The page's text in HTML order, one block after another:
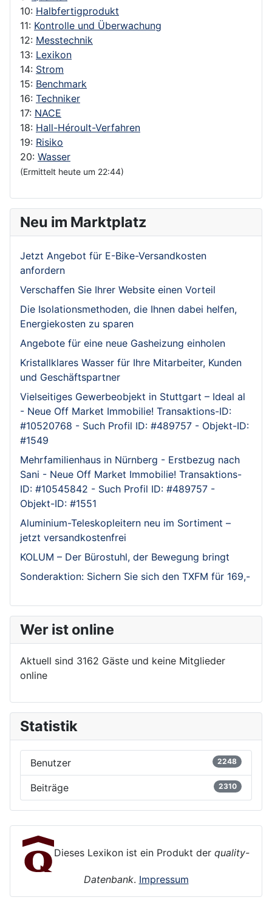
10: Halbfertigprodukt
11: Kontrolle und Überwachung
12: Messtechnik
13: Lexikon
14: Strom
15: Benchmark
16: Techniker
17: NACE
18: Hall-Héroult-Verfahren
19: Risiko
20: Wasser
(Ermittelt heute um 22:44)
Neu im Marktplatz
Jetzt Angebot für E-Bike-Versandkosten
anfordern
Verschaffen Sie Ihrer Website einen Vorteil
Die Isolationsmethoden, die Ihnen dabei helfen,
Energiekosten zu sparen
Angebote für eine neue Gasheizung einholen
Kristallklares Wasser für Ihre Mitarbeiter, Kunden
und Geschäftspartner
Vielseitiges Gewerbeobjekt in Stuttgart – Ideal al
- Neue Off Market Immobilie! Transaktions-ID:
#10520768 - Such Profil ID: #489757 - Objekt-ID:
#1549
Mehrfamilienhaus in Nürnberg - Erstbezug nach
Sani - Neue Off Market Immobilie! Transaktions-
ID: #10545842 - Such Profil ID: #489757 -
Objekt-ID: #1551
Aluminium-Teleskopleitern neu im Sortiment –
jetzt versandkostenfrei
KOLUM – Der Bürostuhl, der Bewegung bringt
Sonderaktion: Sichern Sie sich den TXFM für 169,-
Wer ist online
Aktuell sind 3162 Gäste und keine Mitglieder
online
Statistik
Benutzer 2248
Beiträge 2310
Dieses Lexikon ist ein Produkt der quality-
Datenbank. Impressum